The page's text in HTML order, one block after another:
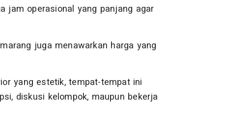
jam operasional yang panjang agar
juga menawarkan harga yang
yang estetik, tempat-tempat ini
diskusi kelompok, maupun bekerja